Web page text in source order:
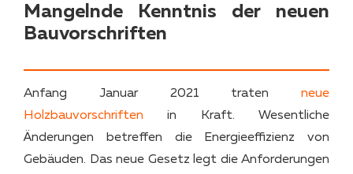
Mangelnde Kenntnis der neuen
Bauvorschriften
Anfang Januar 2021 traten neue
Holzbauvorschriften in Kraft. Wesentliche
Änderungen betreffen die Energieeffizienz von
Gebäuden. Das neue Gesetz legt die Anforderungen